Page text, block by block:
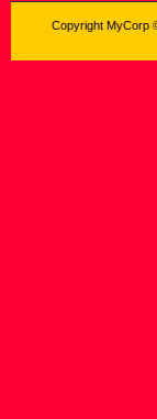
Copyright MyCorp